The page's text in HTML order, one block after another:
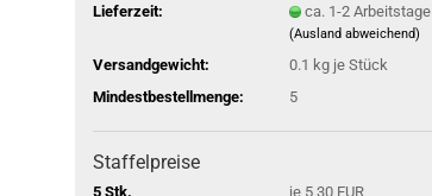
Lieferzeit:
ca. 1-2 Arbeitstage
(Ausland abweichend)
Versandgewicht: 0.1 kg je Stück
Mindestbestellmenge:
5
Staffelpreise
5 Stk. je 5,30 EUR